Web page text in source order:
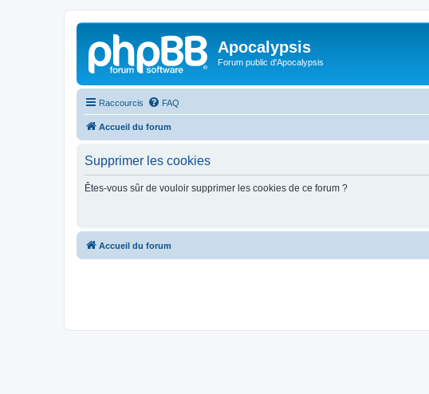
Apocalypsis
Forum public d'Apocalypsis
Raccourcis FAQ
Accueil du forum
Supprimer les cookies
Êtes-vous sûr de vouloir supprimer les cookies de ce forum ?
Accueil du forum